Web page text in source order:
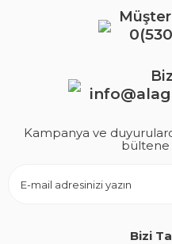
Kampanya ve
bültene
Bizi